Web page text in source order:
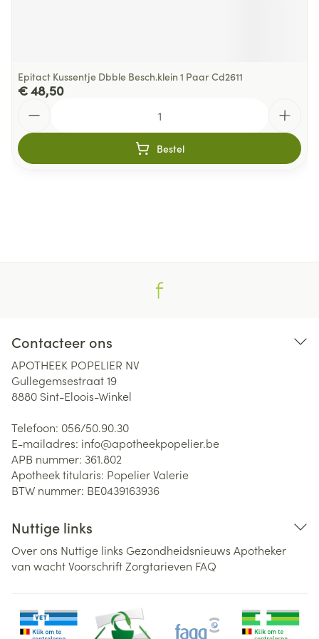
Epitact Kussentje Dbble Besch.klein 1 Paar Cd2611
€ 48,50
Bestel
Contacteer ons
APOTHEEK POPELIER NV
Gullegemsestraat 19
8880 Sint-Eloois-Winkel
Telefoon: 056/50.90.30
E-mailadres: info@apotheekpopelier.be
APB nummer: 361.802
Apotheek titularis: Popelier Valerie
BTW nummer: BE0439163936
Nuttige links
Over ons Nuttige links Gezondheidsnieuws Apotheker
van wachtVoorschriftZorgtarieven FAQ